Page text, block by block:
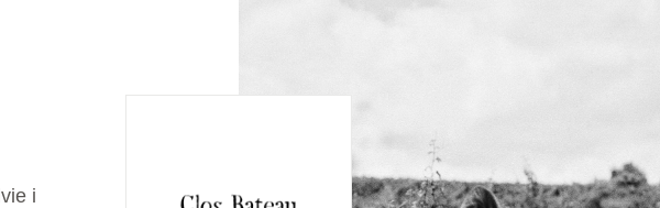
i